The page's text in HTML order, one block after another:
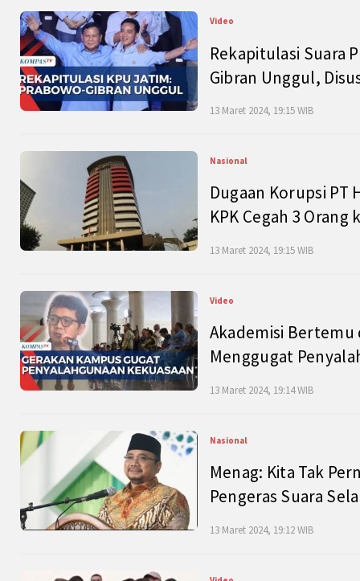
Video
Rekapitulasi Suara
Gibran Unggul,
13 Maret 2024, 19:15 WIB
Nasional
Dugaan Korupsi PT
KPK Cegah 3 Orang
13 Maret 2024, 19:15 WIB
Video
Akademisi Bertemu
Menggugat
13 Maret 2024, 19:14 WIB
Nasional
Menag: Kita Tak
Pengeras Suara
13 Maret 2024, 19:12 WIB